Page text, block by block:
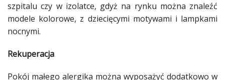
szpitalu czy w izolatce, gdyż na rynku można znaleźć
modele kolorowe, z dziecięcymi motywami i lampkami
nocnymi.
Rekuperacja
Pokój małego alergika można wyposażyć dodatkowo w